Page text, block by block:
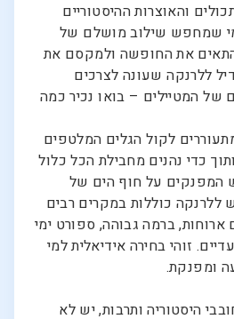
והאוצרות ההיסטוריים
שמחפש שילוב מושלם של
את החופשה ולמקסם את
ללרנקה שעונה לצרכים
של המטיילים – בואו נכיר כמה
לקול הגלים המלטפים
כדי נהנים מחבילת הכל כלול
המפנקים על חוף הים של
ללרנקה כוללות במקרים רבים
ברמה גבוהה, ספורט ימי
זוהי בחירה אידיאלית למי
ומפנקת.
היסטוריה ותרבות, יש לא